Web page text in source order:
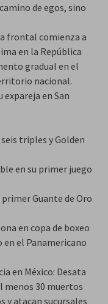
de egos, sino
frontal comienza a
en la República
gradual en el
nacional.
expareja en San
triples y Golden
en su primer juego
Guante de Oro
en copa de boxeo
el Panamericano
en México: Desata
menos 30 muertos
y atacan sucursales